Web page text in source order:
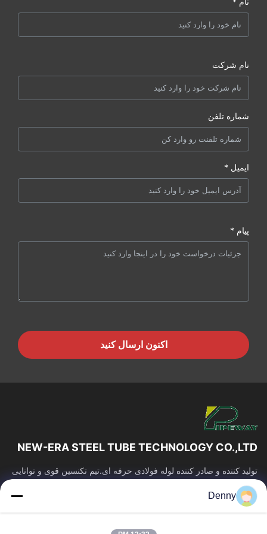
نام شرکت
شماره تلفن
ایمیل *
پیام *
اکنون ارسال کنید
NEW-ERA STEEL TUBE TECHNOLOGY CO.,LTD
تولید کننده و صادر کننده لوله فولادی حرفه ای.تیم تکنسین قوی و توانایی
ساخت.کیفیت لوله پایدار و قیمت رقابتی.
پیوندهای سریع
Denny